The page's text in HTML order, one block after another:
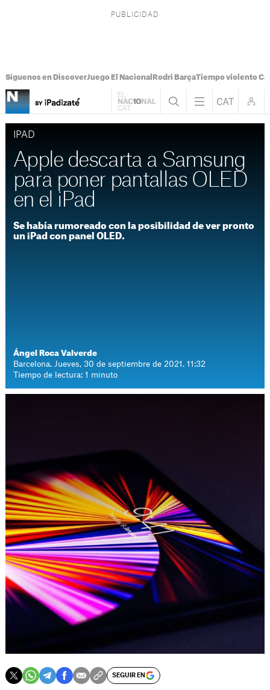
Síguenos en DiscoverJuego El Nacional Rodri BarçaTiempo violento
IPAD
Apple descarta a Samsung
para poner pantallas OLED
en el iPad
Se había rumoreado con la posibilidad de ver pronto
un iPad con panel OLED.
Ángel Roca Valverde
Barcelona. Jueves, 30 de septiembre de 2021. 11:32
Tiempo de lectura: 1 minuto
SEGUIR EN